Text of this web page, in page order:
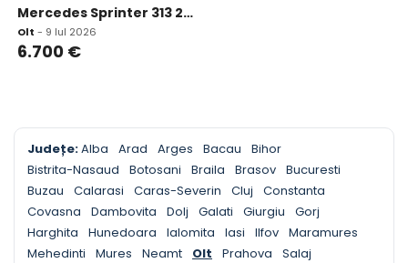
Mercedes Sprinter 313 2015 Euro 5 Clima 6 700 eur
Olt - 9 Iul 2026
6.700 €
Județe:Alba Arad Arges Bacau
Bihor
Bistrita-Nasaud
Botosani Braila Brasov Bucuresti
Buzau
Calarasi Caras-Severin Cluj
Constanta
Covasna
Dambovita Dolj Galati Giurgiu
Gorj
Harghita
Hunedoara Ialomita Iasi Ilfov Maramures
Mehedinti
Mures Neamt Olt Prahova
Salaj